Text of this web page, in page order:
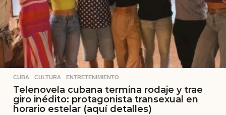
CUBA ,CULTURA ,ENTRETENIMIENTO
Telenovela cubana termina rodaje y trae
giro inédito: protagonista transexual en
horario estelar (aquí detalles)